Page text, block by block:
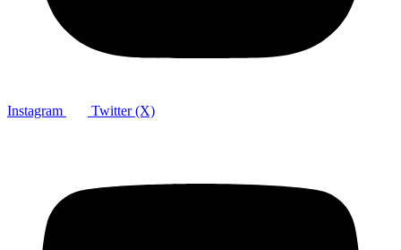
Instagram Twitter (X)